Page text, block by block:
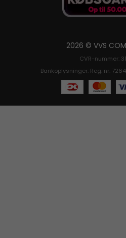
2026 © VVS
CVR-nummer:
Bankoplysninger: Reg. nr.